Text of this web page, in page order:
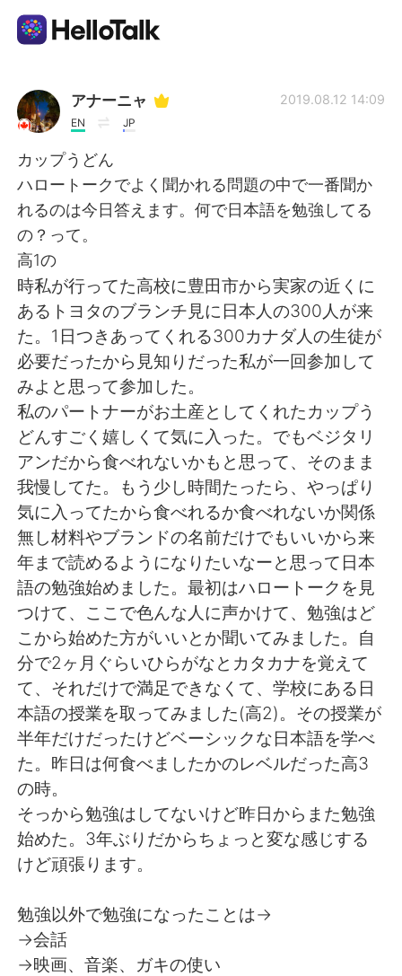
Aplicación de intercambio de idiomas
AI Grammar Checker
Español
English
繁體中文 العربية
Français Deutsch
日本語 한국어
Русский ไทย
Indonesia Italiano
Türkçe Tiếng Việt
Português
アナーニャ
EN JP
2019.08.12 14:09
カップうどん
ハロートークでよく聞かれる問題の中で一番聞か
れるのは今日答えます。何で日本語を勉強してる
の？って。
高1の
時私が行ってた高校に豊田市から実家の近くに
あるトヨタのブランチ見に日本人の300人が来
た。1日つきあってくれる300カナダ人の生徒が
必要だったから見知りだった私が一回参加して
みよと思って参加した。
私のパートナーがお土産としてくれたカップう
どんすごく嬉しくて気に入った。でもベジタリ
アンだから食べれないかもと思って、そのまま
我慢してた。もう少し時間たったら、やっぱり
気に入ってたから食べれるか食べれないか関係
無し材料やブランドの名前だけでもいいから来
年まで読めるようになりたいなーと思って日本
語の勉強始めました。最初はハロートークを見
つけて、ここで色んな人に声かけて、勉強はど
こから始めた方がいいとか聞いてみました。自
分で2ヶ月ぐらいひらがなとカタカナを覚えて
て、それだけで満足できなくて、学校にある日
本語の授業を取ってみました(高2)。その授業が
半年だけだったけどベーシックな日本語を学べ
た。昨日は何食べましたかのレベルだった高3
の時。
そっから勉強はしてないけど昨日からまた勉強
始めた。3年ぶりだからちょっと変な感じする
けど頑張ります。
勉強以外で勉強になったことは→
→会話
→映画、音楽、ガキの使い